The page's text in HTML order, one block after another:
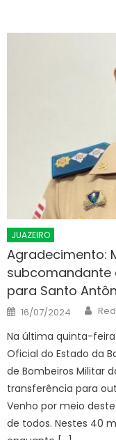
JUAZEIRO
Agradecimento:
subcomandante
para Santo
Posted
on
16/07/2024
Na última quinta-
Oficial do Estado da
de Bombeiros Militar
transferência para
Venho por meio
de todos. Nestes 40